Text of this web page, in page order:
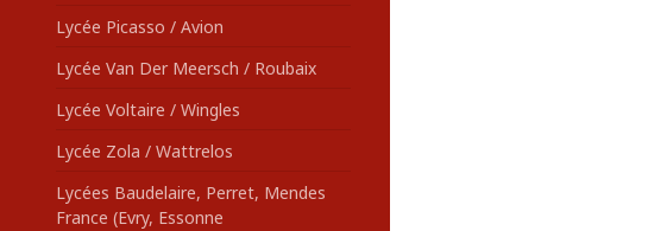
Lycée Picasso / Avion
Lycée Van Der Meersch / Roubaix
Lycée Voltaire / Wingles
Lycée Zola / Wattrelos
Lycées Baudelaire, Perret, Mendes
France (Evry, Essonne